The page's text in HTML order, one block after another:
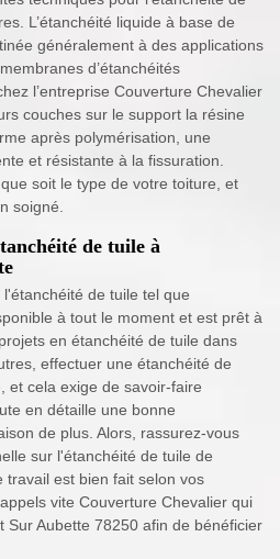
L’étanchéité liquide à base de
généralement à des applications
d’étanchéités
l’entreprise Couverture Chevalier
couches sur le support la résine
après polymérisation, une
et résistante à la fissuration.
soit le type de votre toiture, et
soigné.
de tuile à
de tuile tel que
à tout le moment et est prêt à
en étanchéité de tuile dans
effectuer une étanchéité de
et cela exige de savoir-faire
en détaille une bonne
de plus. Alors, rassurez-vous
sur l'étanchéité de tuile de
travail est bien fait selon vos
vite Couverture Chevalier qui
Sur Aubette 78250 afin de bénéficier